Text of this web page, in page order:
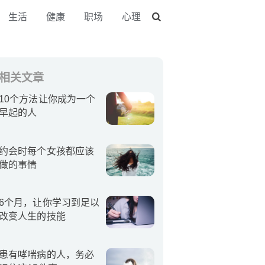
生活 健康 职场 心理
关文章
个方法让你成为一个
起的人
会时每个女孩都应该
的事情
个月，让你学习到足以
变人生的技能
有哮喘病的人，务必